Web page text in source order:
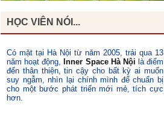
HỌC VIÊN NÓI...
Có mặt tại Hà Nội từ năm 2005, trải qua 13
năm hoạt động, Inner Space Hà Nội là điểm
đến thân thiện, tin cậy cho bất kỳ ai muốn
suy ngẫm, nhìn lại chính mình để chuẩn bị
cho một bước phát triển mới mẻ, tích cực
hơn.